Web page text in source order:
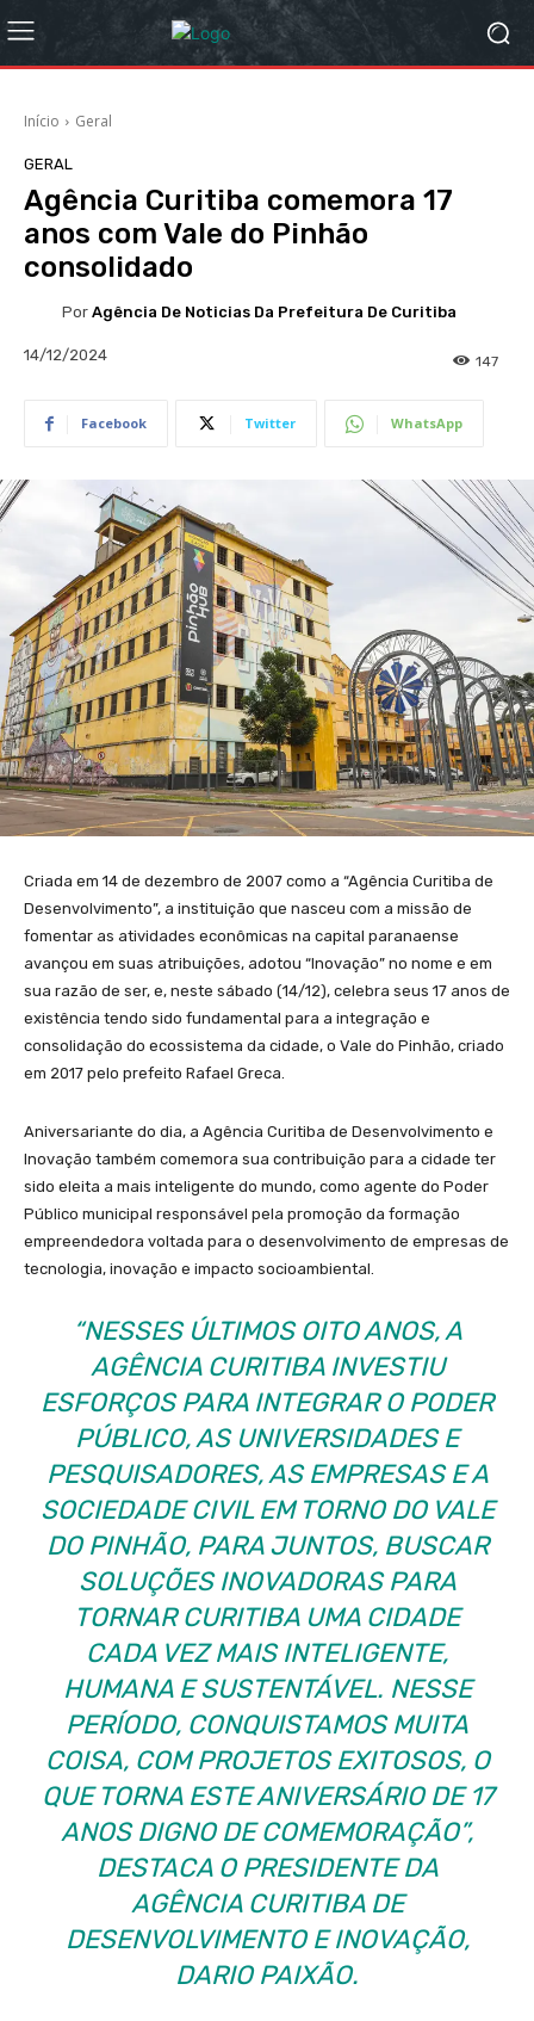
Início Geral
GERAL
Agência Curitiba comemora 17
anos com Vale do Pinhão
consolidado
Por Agência De Noticias Da Prefeitura De Curitiba
14/12/2024 147
Facebook Twitter WhatsApp
Criada em 14 de dezembro de 2007 como a “Agência Curitiba de
Desenvolvimento”, a instituição que nasceu com a missão de
fomentar as atividades econômicas na capital paranaense
avançou em suas atribuições, adotou “Inovação” no nome e em
sua razão de ser, e, neste sábado (14/12), celebra seus 17 anos de
existência tendo sido fundamental para a integração e
consolidação do ecossistema da cidade, o Vale do Pinhão, criado
em 2017 pelo prefeito Rafael Greca.
Aniversariante do dia, a Agência Curitiba de Desenvolvimento e
Inovação também comemora sua contribuição para a cidade ter
sido eleita a mais inteligente do mundo, como agente do Poder
Público municipal responsável pela promoção da formação
empreendedora voltada para o desenvolvimento de empresas de
tecnologia, inovação e impacto socioambiental.
“NESSES ÚLTIMOS OITO ANOS, A
AGÊNCIA CURITIBA INVESTIU
ESFORÇOS PARA INTEGRAR O PODER
PÚBLICO, AS UNIVERSIDADES E
PESQUISADORES, AS EMPRESAS E A
SOCIEDADE CIVIL EM TORNO DO VALE
DO PINHÃO, PARA JUNTOS, BUSCAR
SOLUÇÕES INOVADORAS PARA
TORNAR CURITIBA UMA CIDADE
CADA VEZ MAIS INTELIGENTE,
HUMANA E SUSTENTÁVEL. NESSE
PERÍODO, CONQUISTAMOS MUITA
COISA, COM PROJETOS EXITOSOS, O
QUE TORNA ESTE ANIVERSÁRIO DE 17
ANOS DIGNO DE COMEMORAÇÃO”,
DESTACA O PRESIDENTE DA
AGÊNCIA CURITIBA DE
DESENVOLVIMENTO E INOVAÇÃO,
DARIO PAIXÃO.